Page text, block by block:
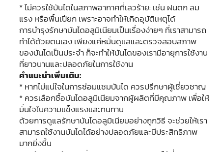
* ไม่ควรใช้บันไดในสภาพอากาศที่เลวร้าย: เช่น ฝนตก ลม
แรง หรือพื้นเปียก เพราะอาจทำให้เกิดอุบัติเหตุได้
การบำรุงรักษาบันไดอลูมิเนียมเป็นเรื่องง่ายๆ ที่เราสามารถ
ทำได้ด้วยตนเอง เพียงแค่หมั่นดูแลและตรวจสอบสภาพ
ของบันไดเป็นประจำ ก็จะทำให้บันไดของเรามีอายุการใช้งาน
ที่ยาวนานและปลอดภัยในการใช้งาน
คำแนะนำเพิ่มเติม:
* หากไม่แน่ใจในการซ่อมแซมบันได ควรปรึกษาผู้เชี่ยวชาญ
* ควรเลือกซื้อบันไดอลูมิเนียมจากผู้ผลิตที่มีคุณภาพ เพื่อให้
มั่นใจในความแข็งแรงและทนทาน
ด้วยการดูแลรักษาบันไดอลูมิเนียมอย่างถูกวิธี จะช่วยให้เรา
สามารถใช้งานบันไดได้อย่างปลอดภัยและมีประสิทธิภาพ
มากยิ่งขึ้น